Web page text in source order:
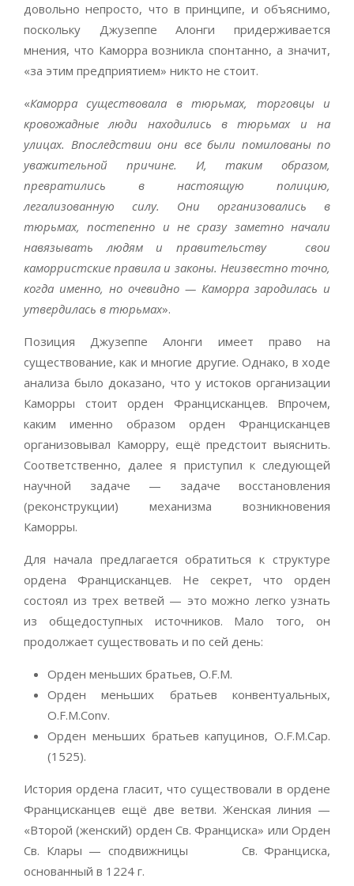
довольно непросто, что в принципе, и объяснимо,
поскольку Джузеппе Алонги придерживается
мнения, что Каморра возникла спонтанно, а значит,
«за этим предприятием» никто не стоит.
«Каморра существовала в тюрьмах, торговцы и
кровожадные люди находились в тюрьмах и на
улицах. Впоследствии они все были помилованы по
уважительной причине. И, таким образом,
превратились в настоящую полицию,
легализованную силу. Они организовались в
тюрьмах, постепенно и не сразу заметно начали
навязывать людям и правительству свои
каморристские правила и законы. Неизвестно точно,
когда именно, но очевидно — Каморра зародилась и
утвердилась в тюрьмах».
Позиция Джузеппе Алонги имеет право на
существование, как и многие другие. Однако, в ходе
анализа было доказано, что у истоков организации
Каморры стоит орден Францисканцев. Впрочем,
каким именно образом орден Францисканцев
организовывал Каморру, ещё предстоит выяснить.
Соответственно, далее я приступил к следующей
научной задаче — задаче восстановления
(реконструкции) механизма возникновения
Каморры.
Для начала предлагается обратиться к структуре
ордена Францисканцев. Не секрет, что орден
состоял из трех ветвей — это можно легко узнать
из общедоступных источников. Мало того, он
продолжает существовать и по сей день:
Орден меньших братьев, O.F.M.
Орден меньших братьев конвентуальных,
O.F.M.Conv.
Орден меньших братьев капуцинов, O.F.M.Cap.
(1525).
История ордена гласит, что существовали в ордене
Францисканцев ещё две ветви. Женская линия —
«Второй (женский) орден Св. Франциска» или Орден
Св. Клары — сподвижницы Св. Франциска,
основанный в 1224 г.